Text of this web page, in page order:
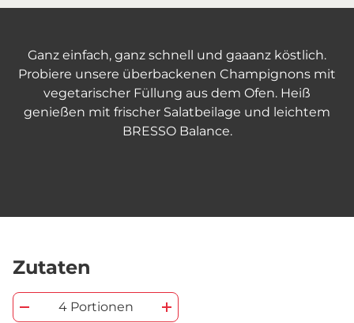
Ganz einfach, ganz schnell und gaaanz köstlich.
Probiere unsere überbackenen Champignons mit
vegetarischer Füllung aus dem Ofen. Heiß
genießen mit frischer Salatbeilage und leichtem
BRESSO Balance.
Zutaten
4 Portionen